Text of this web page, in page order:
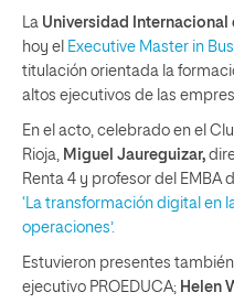
La Universidad Internacional
hoy el Executive Master in
titulación orientada la
altos ejecutivos de las
En el acto, celebrado en el
Rioja, Miguel Jaureguizar,
Renta 4 y profesor del EMBA
‘La transformación digital en
operaciones’.
Estuvieron presentes también
ejecutivo PROEDUCA; Helen